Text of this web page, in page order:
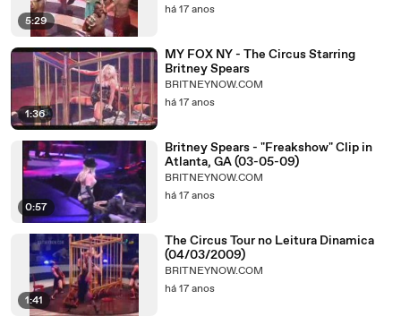
5:29
há 17 anos
1:36
MY FOX NY - The Circus Starring
Britney Spears
BRITNEYNOW.COM
há 17 anos
0:57
Britney Spears - "Freakshow" Clip in
Atlanta, GA (03-05-09)
BRITNEYNOW.COM
há 17 anos
1:41
The Circus Tour no Leitura Dinamica
(04/03/2009)
BRITNEYNOW.COM
há 17 anos